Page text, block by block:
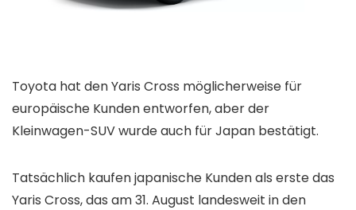
Toyota hat den Yaris Cross möglicherweise für
europäische Kunden entworfen, aber der
Kleinwagen-SUV wurde auch für Japan bestätigt.
Tatsächlich kaufen japanische Kunden als erste das
Yaris Cross, das am 31. August landesweit in den